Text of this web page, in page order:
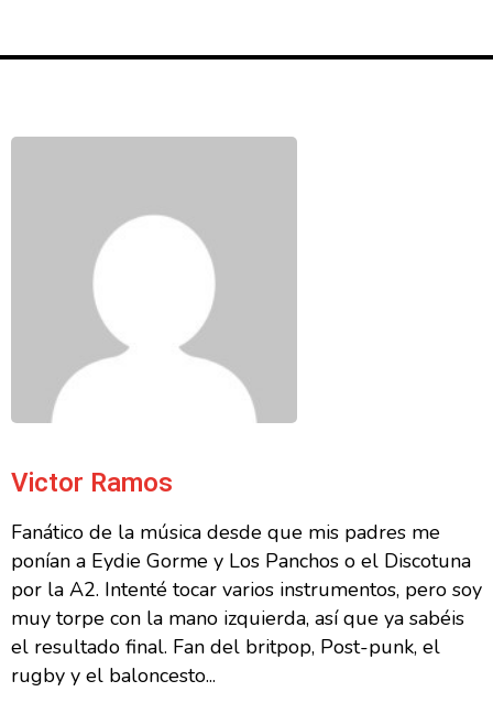
Victor Ramos
Fanático de la música desde que mis padres me
ponían a Eydie Gorme y Los Panchos o el Discotuna
por la A2. Intenté tocar varios instrumentos, pero soy
muy torpe con la mano izquierda, así que ya sabéis
el resultado final. Fan del britpop, Post-punk, el
rugby y el baloncesto...